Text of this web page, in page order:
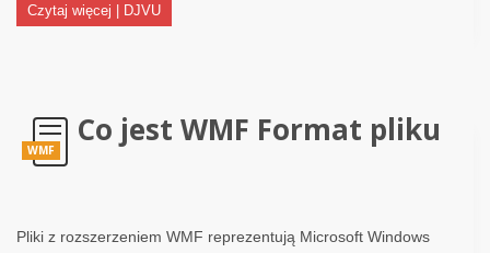
Czytaj więcej | DJVU
WMF
Co jest WMF Format pliku
Pliki z rozszerzeniem WMF reprezentują Microsoft Windows